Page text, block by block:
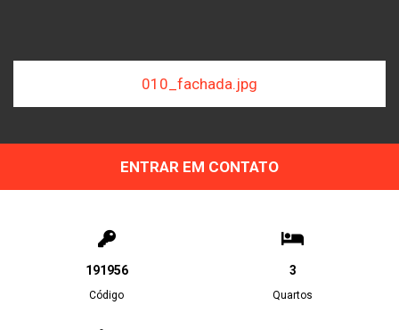
ENTRAR EM CONTATO
191956
Código
3
Quartos